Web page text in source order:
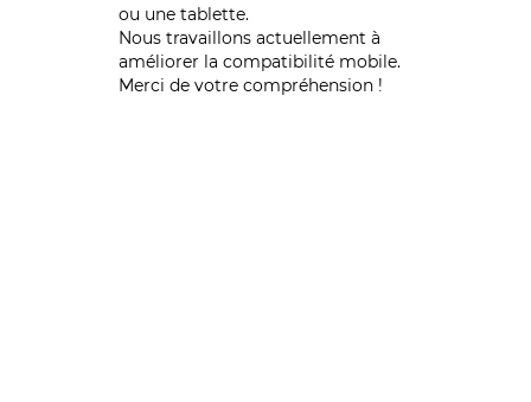
ou une tablette.
Nous travaillons actuellement à
améliorer la compatibilité mobile.
Merci de votre compréhension !